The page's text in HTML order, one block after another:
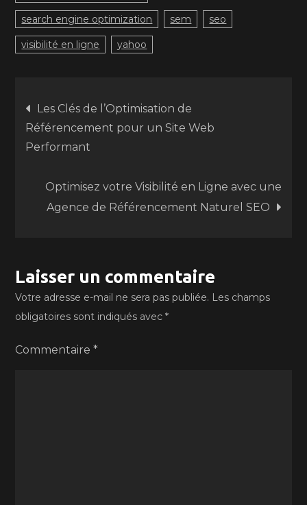
search engine optimization sem seo
visibilité en ligne yahoo
Navigation
de
l’article
Les Clés de l’Optimisation de
Référencement pour un Site Web
Performant
Optimisez votre Visibilité en Ligne avec une
Agence de Référencement Naturel SEO
Laisser un commentaire
Votre adresse e-mail ne sera pas publiée. Les champs
obligatoires sont indiqués avec*
Commentaire*